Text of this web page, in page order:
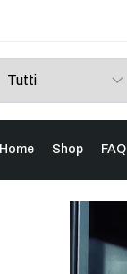
Home Shop FAQ